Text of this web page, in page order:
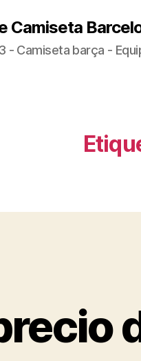
Camiseta
- Camiseta barça -